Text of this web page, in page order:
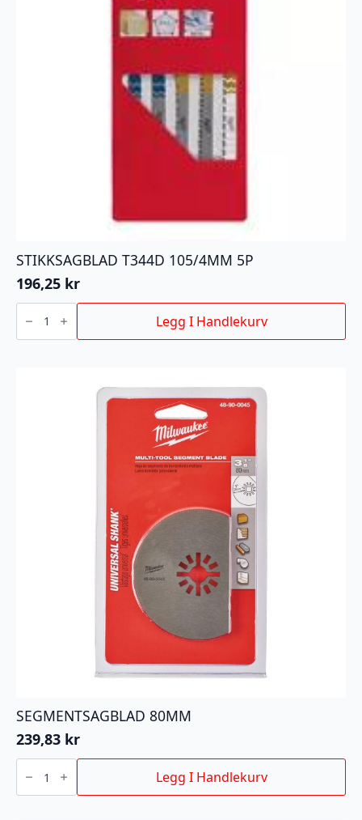
STIKKSAGBLAD T344D 105/4MM 5P
196,25 kr
STIKKSAGBLAD
T344D
105/4MM
5P
Legg I Handlekurv
SEGMENTSAGBLAD 80MM
239,83 kr
SEGMENTSAGBLAD
80MM Legg I Handlekurv